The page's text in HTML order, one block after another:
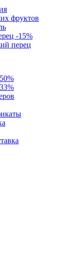
фруктов
-15%
перец